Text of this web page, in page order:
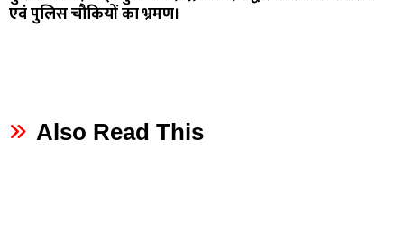
एवं पुलिस चौकियों का भ्रमण।
Also Read This